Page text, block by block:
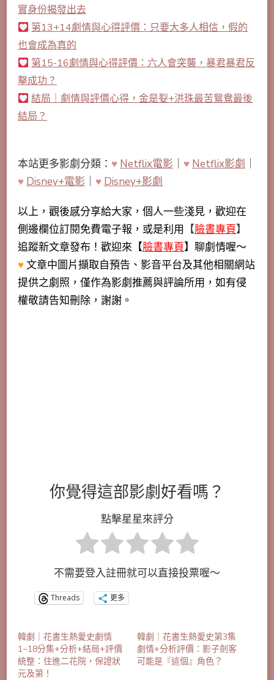
實身份揭發出去
第13+14劇情與心得評價：只要大多人相信，假的
也會成為真的
第15-16劇情與心得評價：六人會突襲，暴君暴君反
擊成功？
結局｜劇情與評價心得，金是姴+洪珠最苦鴛鴦最後
結局？
本站更多影劇分類： ♥ Netflix電影 ♥ Netflix影劇
♥ Disney+電影 ♥ Disney+影劇
以上，觀後感分享給大家，個人一些淺見，歡迎在
側邊欄位訂閱免費電子報，或是利用 【臉書專頁】
追蹤新文章發布！歡迎來【臉書專頁】聊劇情喔～
♥文章中圖片擷取自預告、影音平台及其他相關網站
提供之劇照，僅作為影劇推薦與評論所用，如有侵
權敬請告知刪除，謝謝。
你覺得這部影劇好看嗎？
點擊星星來評分
不需要登入註冊就可以直接投票喔～
Threads 更多
韓劇｜花書生熱愛史劇情
1~18分集+分析+結局+評價
統整：住進二花院，保證狀
元及第！
韓劇｜花書生熱愛史第3集
劇情+分析評價：影子劍客
可能是『這個』角色？